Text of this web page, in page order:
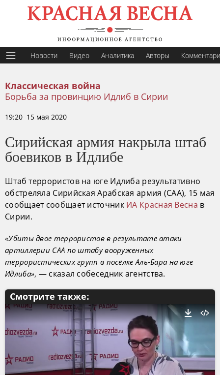
Новости Видео Аналитика Авторы
Классическая война
Борьба за провинцию Идлиб в Сирии
19:20 15 мая 2020
Сирийская армия накрыла штаб
боевиков в Идлибе
Штаб террористов на юге Идлиба результативно
обстреляла Сирийская Арабская армия (САА), 15 мая
сообщает сообщает источник ИА Красная Весна в
Сирии.
«Убиты двое террористов в результате атаки
артиллерии САА по штабу вооруженных
террористических групп в посёлке Аль-Бара на юге
Идлиба», — сказал собеседник агентства.
Смотрите также: